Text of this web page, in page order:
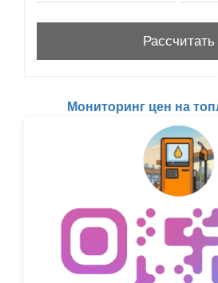
Мониторинг цен на